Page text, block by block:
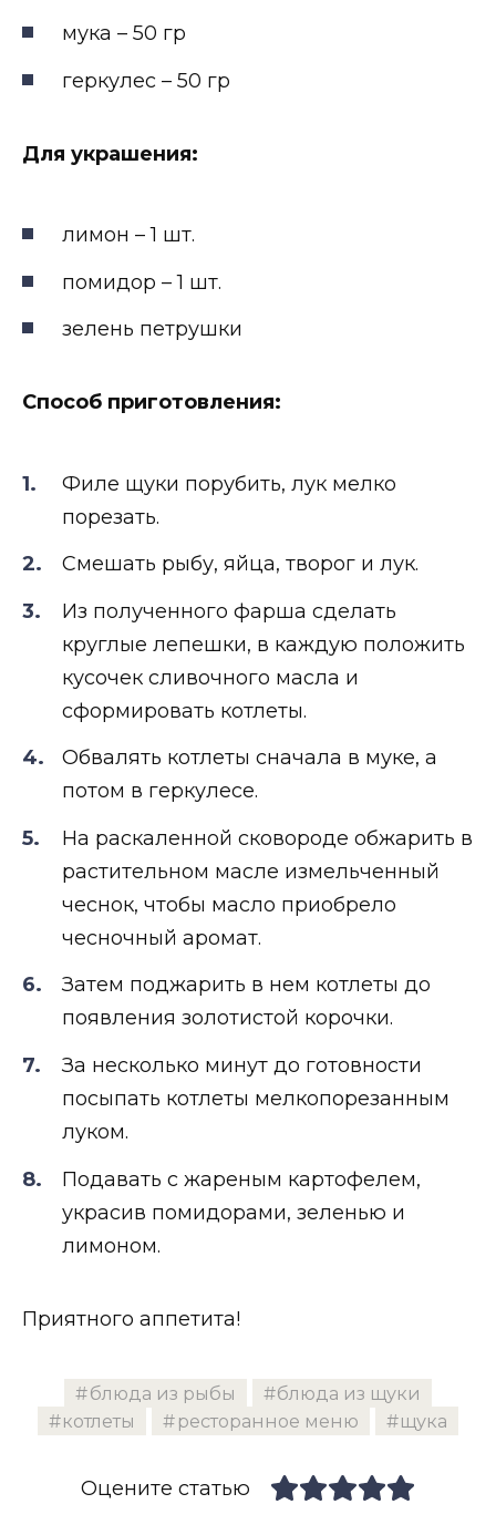
мука – 50 гр
геркулес – 50 гр
Для украшения:
лимон – 1 шт.
помидор – 1 шт.
зелень петрушки
Способ приготовления:
Филе щуки порубить, лук мелко
порезать.
Смешать рыбу, яйца, творог и лук.
Из полученного фарша сделать
круглые лепешки, в каждую положить
кусочек сливочного масла и
сформировать котлеты.
Обвалять котлеты сначала в муке, а
потом в геркулесе.
На раскаленной сковороде обжарить в
растительном масле измельченный
чеснок, чтобы масло приобрело
чесночный аромат.
Затем поджарить в нем котлеты до
появления золотистой корочки.
За несколько минут до готовности
посыпать котлеты мелкопорезанным
луком.
Подавать с жареным картофелем,
украсив помидорами, зеленью и
лимоном.
Приятного аппетита!
блюда из рыбы
блюда из щуки
котлеты
ресторанное меню щука
Оцените статью